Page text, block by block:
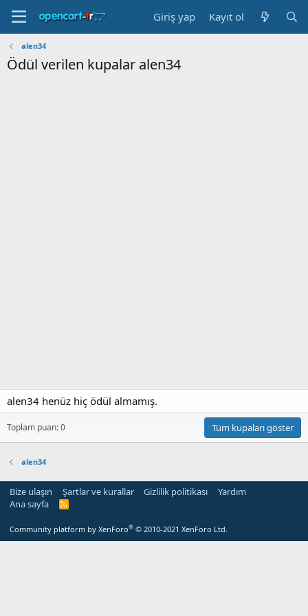
Giriş yap Kayıt ol
alen34
Ödül verilen kupalar alen34
alen34 henüz hiç ödül almamış.
Toplam puan: 0 Tüm kupaları göster
alen34
Bize ulaşın Şartlar ve kurallar Gizlilik politikası
Yardım
Ana sayfa
R
Community platform by XenForo® © 2010-2021 XenForo Ltd.